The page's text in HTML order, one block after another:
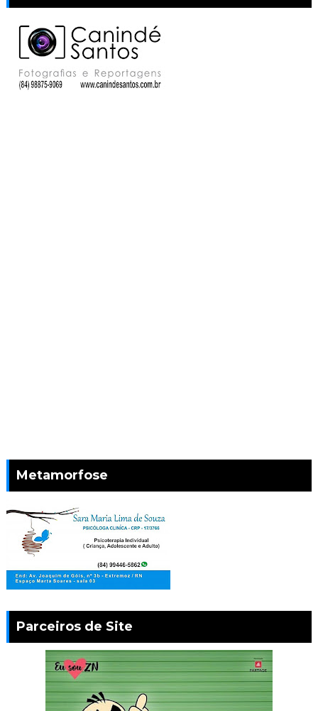
Metamorfose
Parceiros de Site